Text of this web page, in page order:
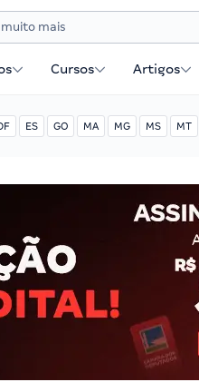
Cursos Artigos
ES GO MA MG MS MT